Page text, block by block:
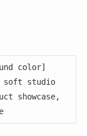
color]
soft studio
showcase,